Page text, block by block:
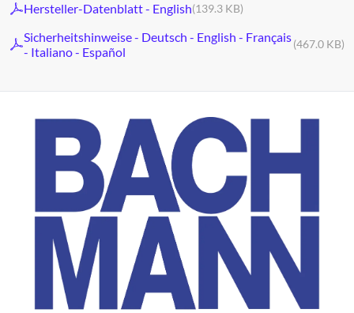
Hersteller-Datenblatt - English(139.3 KB)
Sicherheitshinweise - Deutsch - English - Français
- Italiano - Español
(467.0 KB)